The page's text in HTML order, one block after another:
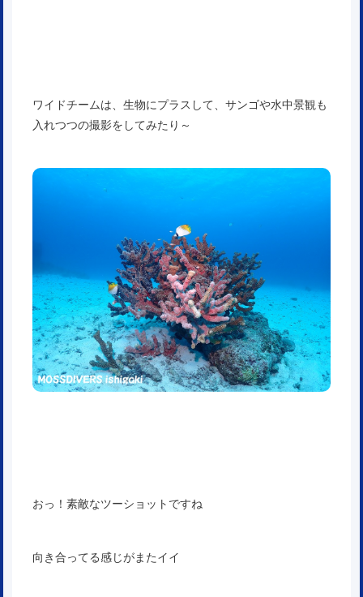
ワイドチームは、生物にプラスして、サンゴや水中景観も
入れつつの撮影をしてみたり～
おっ！素敵なツーショットですね
向き合ってる感じがまたイイ